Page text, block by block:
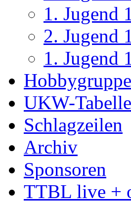
1. Jugend
2. Jugend
1. Jugend
Hobbygruppe
UKW-Tabelle
Schlagzeilen
Archiv
Sponsoren
TTBL live +